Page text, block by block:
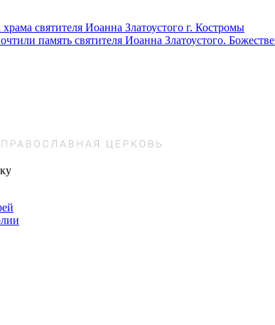
святителя Иоанна Златоустого г. Костромы
память святителя Иоанна Златоустого.